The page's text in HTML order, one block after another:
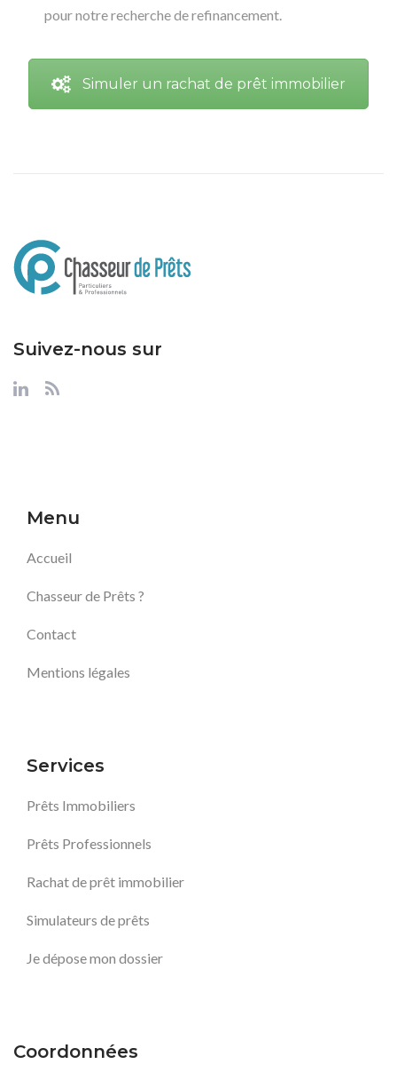
pour notre recherche de refinancement.
Simuler un rachat de prêt immobilier
Suivez-nous sur
Menu
Accueil
Chasseur de Prêts ?
Contact
Mentions légales
Services
Prêts Immobiliers
Prêts Professionnels
Rachat de prêt immobilier
Simulateurs de prêts
Je dépose mon dossier
Coordonnées